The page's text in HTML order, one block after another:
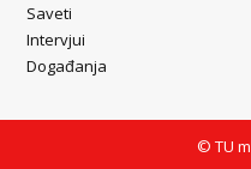
Saveti
Intervjui
Događanja
© TU